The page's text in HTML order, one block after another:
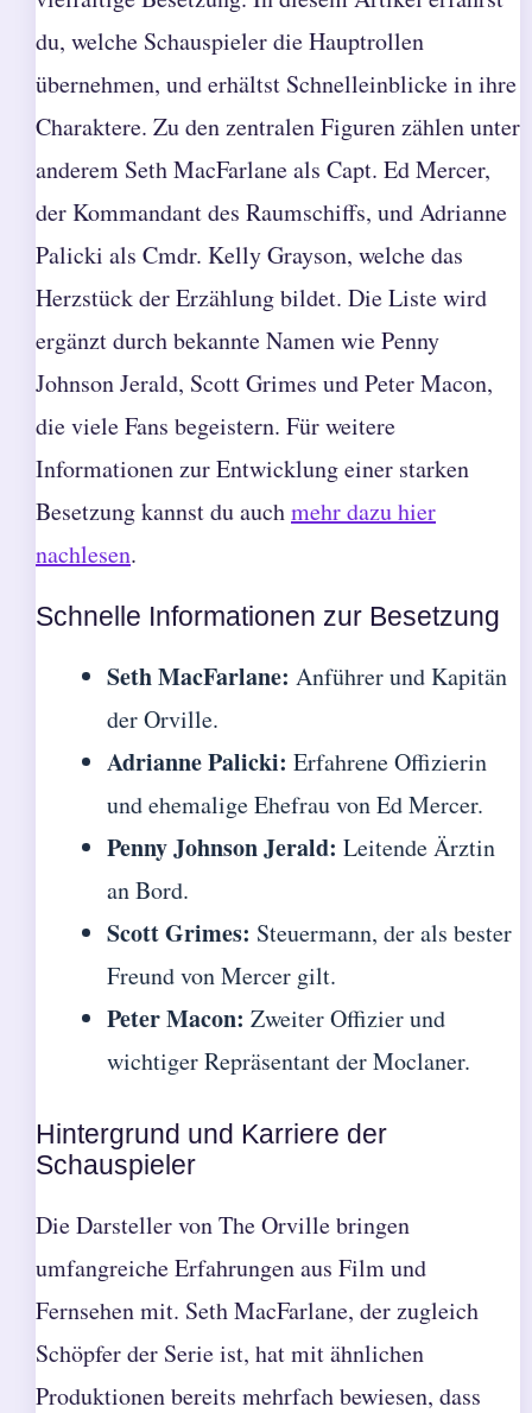
du, welche Schauspieler die Hauptrollen
übernehmen, und erhältst Schnelleinblicke in ihre
Charaktere. Zu den zentralen Figuren zählen unter
anderem Seth MacFarlane als Capt. Ed Mercer,
der Kommandant des Raumschiffs, und Adrianne
Palicki als Cmdr. Kelly Grayson, welche das
Herzstück der Erzählung bildet. Die Liste wird
ergänzt durch bekannte Namen wie Penny
Johnson Jerald, Scott Grimes und Peter Macon,
die viele Fans begeistern. Für weitere
Informationen zur Entwicklung einer starken
Besetzung kannst du auchmehr dazu hier
nachlesen.
Schnelle Informationen zur Besetzung
Seth MacFarlane: Anführer und Kapitän
der Orville.
Adrianne Palicki: Erfahrene Offizierin
und ehemalige Ehefrau von Ed Mercer.
Penny Johnson Jerald: Leitende Ärztin
an Bord.
Scott Grimes: Steuermann, der als bester
Freund von Mercer gilt.
Peter Macon: Zweiter Offizier und
wichtiger Repräsentant der Moclaner.
Hintergrund und Karriere der
Schauspieler
Die Darsteller von The Orville bringen
umfangreiche Erfahrungen aus Film und
Fernsehen mit. Seth MacFarlane, der zugleich
Schöpfer der Serie ist, hat mit ähnlichen
Produktionen bereits mehrfach bewiesen, dass